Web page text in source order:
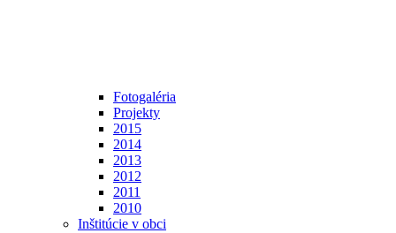
Fotogaléria
Projekty
2015
2014
2013
2012
2011
2010
Inštitúcie v obci